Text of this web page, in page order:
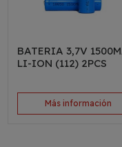
BATERIA 3,7V
LI-ION (112) 2PCS
Más información